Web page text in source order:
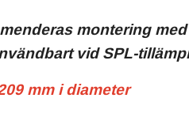
montering
vid SPL-
mm i diameter